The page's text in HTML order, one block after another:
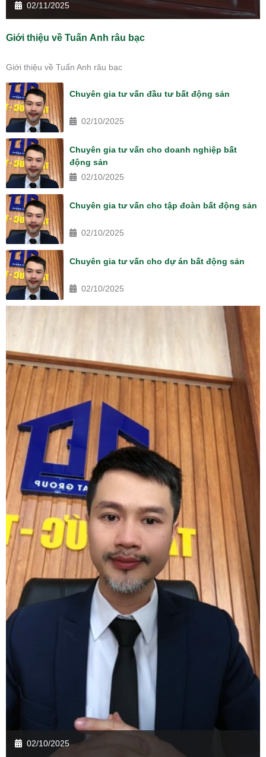
02/11/2025
Giới thiệu về Tuấn Anh râu bạc
Giới thiệu về Tuấn Anh râu bạc
Chuyên gia tư vấn đầu tư bất động sản
02/10/2025
Chuyên gia tư vấn cho doanh nghiệp bất
động sản
02/10/2025
Chuyên gia tư vấn cho tập đoàn bất động sản
02/10/2025
Chuyên gia tư vấn cho dự án bất động sản
02/10/2025
02/10/2025